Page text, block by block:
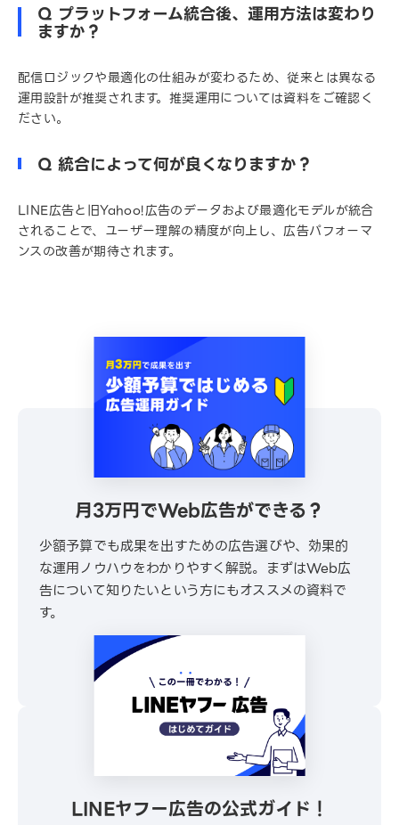
Q プラットフォーム統合後、運用方法は変わり
ますか？
配信ロジックや最適化の仕組みが変わるため、従来とは異なる
運用設計が推奨されます。推奨運用については資料をご確認く
ださい。
Q 統合によって何が良くなりますか？
LINE広告と旧Yahoo!広告のデータおよび最適化モデルが統合
されることで、ユーザー理解の精度が向上し、広告パフォーマ
ンスの改善が期待されます。
月3万円でWeb広告ができる？
少額予算でも成果を出すための広告選びや、効果的
な運用ノウハウをわかりやすく解説。まずはWeb広
告について知りたいという方にもオススメの資料で
す。
\ 30秒でかんたんダウンロード /
無料でダウンロードする
LINEヤフー広告の公式ガイド！